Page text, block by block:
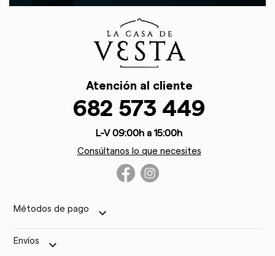
Atención al cliente
682 573 449
L-V 09:00h a 15:00h
Consúltanos lo que necesites
Métodos de pago keyboard_arrow_down
Envíos keyboard_arrow_down